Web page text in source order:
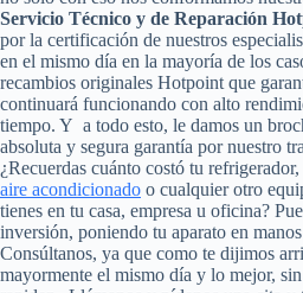
Servicio Técnico y de Reparación
por la certificación de nuestros
en el mismo día en la mayoría de los
recambios originales Hotpoint que
continuará funcionando con alto
tiempo. Y a todo esto, le damos un
absoluta y segura garantía por nuestro
¿Recuerdas cuánto costó tu
aire acondicionado o cualquier otro
tienes en tu casa, empresa u oficina?
inversión, poniendo tu aparato en
Consúltanos, ya que como te dijimos
mayormente el mismo día y lo mejor,